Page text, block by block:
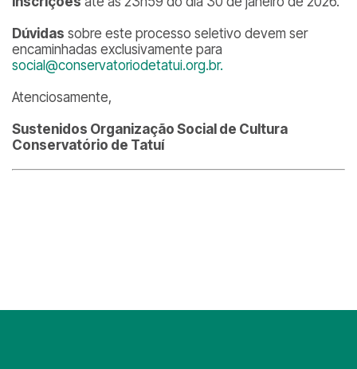
Dúvidas sobre este processo seletivo devem ser
encaminhadas exclusivamente para
social@conservatoriodetatui.org.br.
Atenciosamente,
Sustenidos Organização Social de Cultura
Conservatório de Tatuí